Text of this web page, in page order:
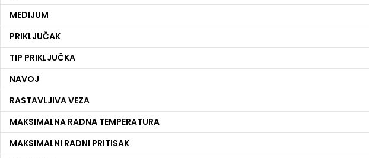
MEDIJUM
PRIKLJUČAK
TIP PRIKLJUČKA
NAVOJ
RASTAVLJIVA VEZA
MAKSIMALNA RADNA TEMPERATURA
MAKSIMALNI RADNI PRITISAK